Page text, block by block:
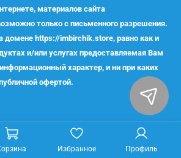
материалов сайта
только с письменного разрешения.
https://imbirchik.store, равно как и
и/или услугах предоставляемая Вам
характер, и ни при каких
офертой.
Избранное Профиль